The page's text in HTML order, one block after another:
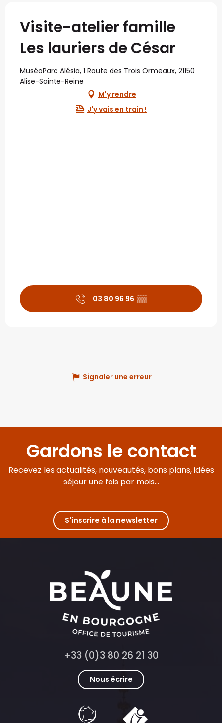
Visite-atelier famille
Les lauriers de César
MuséoParc Alésia, 1 Route des Trois Ormeaux, 21150
Alise-Sainte-Reine
M'y rendre
J'y vais en train !
03 80 96 96 ▒▒
Signaler une erreur
Gardons le contact
Recevez les actualités, nouveautés, bons plans, idées
séjour une fois par mois...
S'inscrire à la newsletter
+33 (0)3 80 26 21 30
Nous écrire